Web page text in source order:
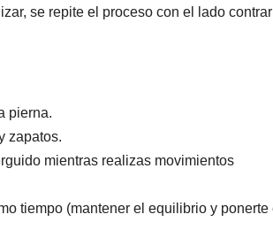
se repite el proceso con el lado
pierna.
zapatos.
mientras realizas movimientos
tiempo (mantener el equilibrio y ponerte